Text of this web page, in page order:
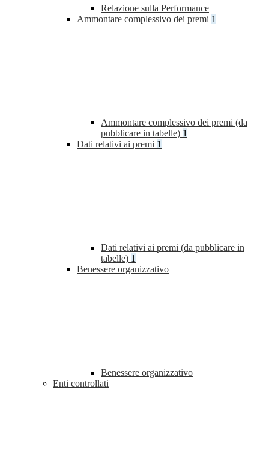
Relazione sulla Performance
Ammontare complessivo dei premi 1
Ammontare complessivo dei premi (da
pubblicare in tabelle) 1
Dati relativi ai premi 1
Dati relativi ai premi (da pubblicare in
tabelle) 1
Benessere organizzativo
Benessere organizzativo
Enti controllati